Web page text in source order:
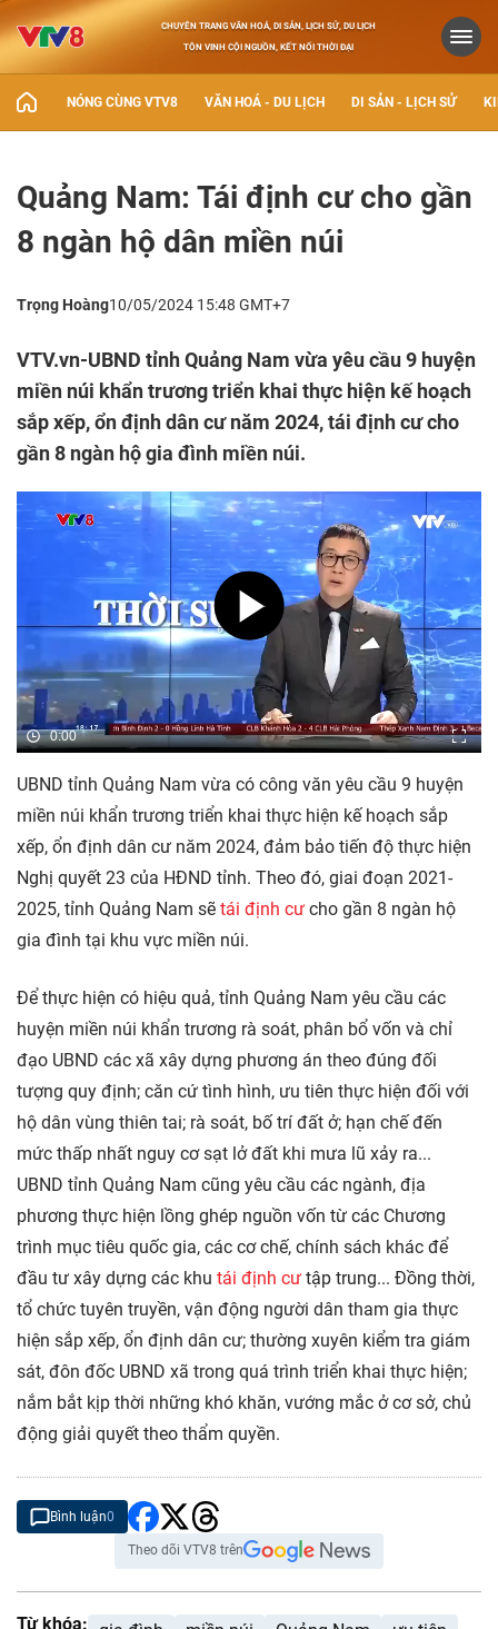
CHUYÊN TRANG VĂN HOÁ, DI SẢN, LỊCH SỬ, DU LỊCH
TÔN VINH CỘI NGUỒN, KẾT NỐI THỜI ĐẠI
NÓNG CÙNG VTV8 VĂN HOÁ - DU LỊCH DI SẢN - LỊCH SỬ
Quảng Nam: Tái định cư cho gần
8 ngàn hộ dân miền núi
Trọng Hoàng10/05/2024 15:48 GMT+7
VTV.vn-UBND tỉnh Quảng Nam vừa yêu cầu 9 huyện
miền núi khẩn trương triển khai thực hiện kế hoạch
sắp xếp, ổn định dân cư năm 2024, tái định cư cho
gần 8 ngàn hộ gia đình miền núi.
0:00
UBND tỉnh Quảng Nam vừa có công văn yêu cầu 9 huyện
miền núi khẩn trương triển khai thực hiện kế hoạch sắp
xếp, ổn định dân cư năm 2024, đảm bảo tiến độ thực hiện
Nghị quyết 23 của HĐND tỉnh. Theo đó, giai đoạn 2021-
2025, tỉnh Quảng Nam sẽ tái định cư cho gần 8 ngàn hộ
gia đình tại khu vực miền núi.
Để thực hiện có hiệu quả, tỉnh Quảng Nam yêu cầu các
huyện miền núi khẩn trương rà soát, phân bổ vốn và chỉ
đạo UBND các xã xây dựng phương án theo đúng đối
tượng quy định; căn cứ tình hình, ưu tiên thực hiện đối với
hộ dân vùng thiên tai; rà soát, bố trí đất ở; hạn chế đến
mức thấp nhất nguy cơ sạt lở đất khi mưa lũ xảy ra...
UBND tỉnh Quảng Nam cũng yêu cầu các ngành, địa
phương thực hiện lồng ghép nguồn vốn từ các Chương
trình mục tiêu quốc gia, các cơ chế, chính sách khác để
đầu tư xây dựng các khu tái định cư tập trung... Đồng thời,
tổ chức tuyên truyền, vận động người dân tham gia thực
hiện sắp xếp, ổn định dân cư; thường xuyên kiểm tra giám
sát, đôn đốc UBND xã trong quá trình triển khai thực hiện;
nắm bắt kịp thời những khó khăn, vướng mắc ở cơ sở, chủ
động giải quyết theo thẩm quyền.
Bình luận0
Theo dõi VTV8 trên
Từ khóa: